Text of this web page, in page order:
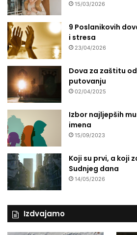
15/03/2026
9 Poslanikovih
i stresa
23/04/2026
Dova za zaštitu
putovanju
02/04/2025
Izbor najljepših
imena
15/09/2023
Koji su prvi, a koji
Sudnjeg dana
14/05/2026
Izdvajamo